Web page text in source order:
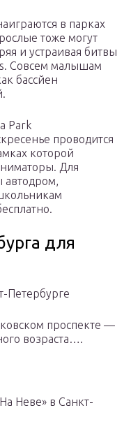
в парках
тоже могут
и устраивая битвы
Совсем малышам
бассйен
Park
проводится
которой
Для
автодром,
для
Петербурге
проспекте —
возраста….
Неве» в Санкт-